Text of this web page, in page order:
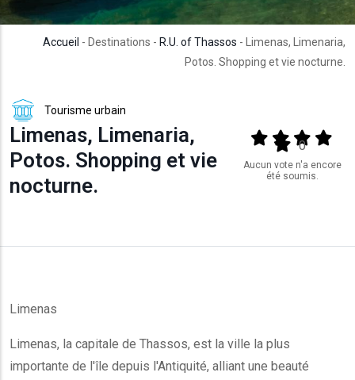
Accueil - Destinations - R.U. of Thassos - Limenas, Limenaria,
Potos. Shopping et vie nocturne.
Tourisme urbain
Limenas, Limenaria,
Potos. Shopping et vie
nocturne.
Output format
(star)(star)(star)
(star)
0
Aucun vote n'a encore
été soumis.
Limenas
Limenas, la capitale de Thassos, est la ville la plus
importante de l'île depuis l'Antiquité, alliant une beauté